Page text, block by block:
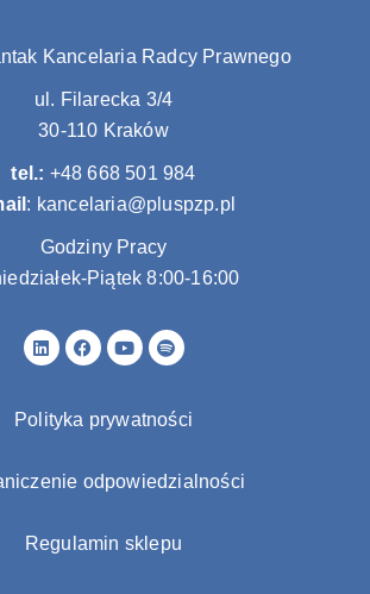
Kancelaria Radcy Prawnego
ul. Filarecka 3/4
30-110 Kraków
tel.: +48 668 501 984
: kancelaria@pluspzp.pl
Godziny Pracy
Piątek 8:00-16:00
L
i
e
d
F
a
o
Y
o
b
S
p
f
Polityka prywatności
odpowiedzialności
Regulamin sklepu